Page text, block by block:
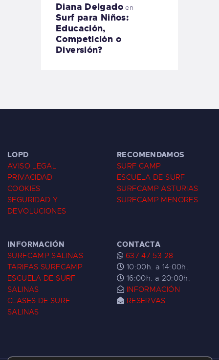
Diana Delgadoen
Surf para Niños:
Educación,
Competición o
Diversión?
LOPD
AVISO LEGAL
PRIVACIDAD
COOKIES
SEGURIDAD Y
DEVOLUCIONES
RECOMENDAMOS
SURF CAMP
ESCUELA DE SURF
SURFCAMP ASTURIAS
SURFCAMP MENORES
INFORMACIÓN
SURFCAMP SALINAS
TARIFAS SURFCAMP
ESCUELA DE SURF
SALINAS
CLASES DE SURF
SALINAS
CONTACTA
637 47 53 28
10:00h. a 14:00h.
16:00h. a 20:00h.
INFORMACIÓN
RESERVAS